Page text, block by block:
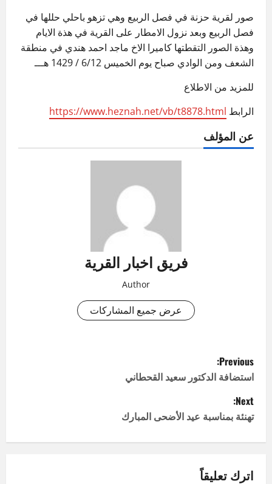
صور لقرية حزنة في فصل الربيع وهي تزهو باحلي حللها في
فصل الربيع وبعد نزول الامطار على القرية في هذة الايام
وهذة الصور التقطتها كاميرا الاخ ماجد احمد هندي في منطقة
الشعف ومن الوادي صباح يوم الخميس 6/12 / 1429 هـــ
للمزيد من الاطلاع
الرابط https://www.heznah.net/vb/t8878.html
عن المؤلف
فريق اخبار القرية
Author
عرض جميع المشاركات
P
o
s
Previous:
استضافة الدكتور سعيد القحطاني
Next:
تهنئة بمناسبة عيد الأضحى المبارك
اترك تعليقاً